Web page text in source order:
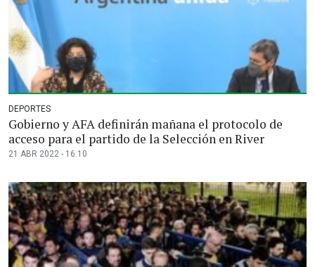
DEPORTES
Gobierno y AFA definirán mañana el protocolo de
acceso para el partido de la Selección en River
21 ABR 2022 - 16:10